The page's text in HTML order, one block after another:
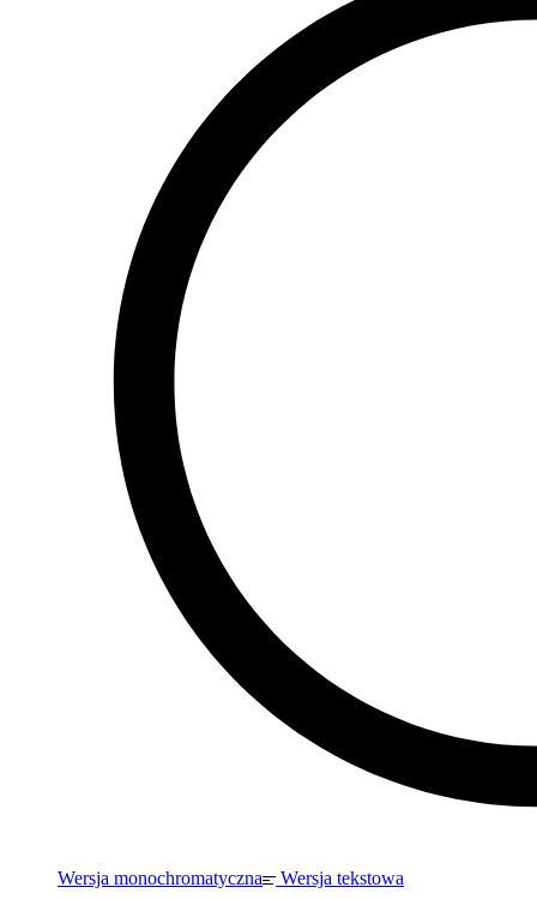
Wersja monochromatyczna Wersja tekstowa